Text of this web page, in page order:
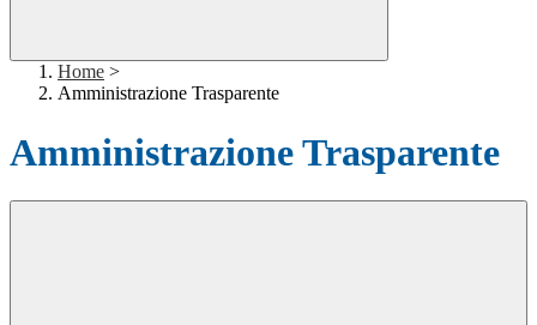
Home >
Amministrazione Trasparente
Amministrazione Trasparente